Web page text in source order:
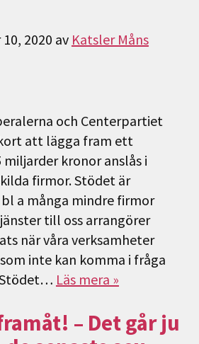
2020 av Katsler Måns
och Centerpartiet
att lägga fram ett
kronor anslås i
firmor. Stödet är
a många mindre firmor
till oss arrangörer
när våra verksamheter
inte kan komma i fråga
Läs mera »
– Det går ju